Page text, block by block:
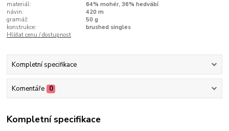
materiál:
64% mohér, 36% hedvábí
návin:
420 m
gramáž:
50 g
konstrukce:
brushed singles
Hlídat cenu / dostupnost
Kompletní specifikace
Komentáře 0
Kompletní specifikace